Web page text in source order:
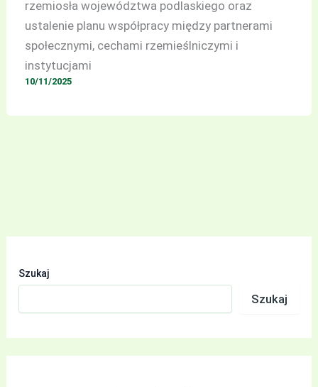
rzemiosła województwa podlaskiego oraz
ustalenie planu współpracy między partnerami
społecznymi, cechami rzemieślniczymi i
instytucjami
10/11/2025
Szukaj
Szukaj